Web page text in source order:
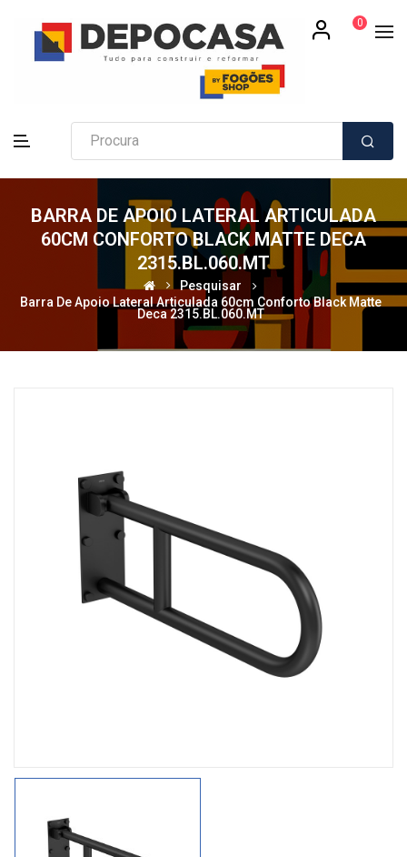
0
BARRA DE APOIO LATERAL ARTICULADA
60CM CONFORTO BLACK MATTE DECA
2315.BL.060.MT
Pesquisar
Barra De Apoio Lateral Articulada 60cm Conforto Black Matte
Deca 2315.BL.060.MT